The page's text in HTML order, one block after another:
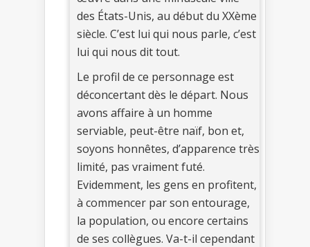
des États-Unis, au début du XXème
siècle. C’est lui qui nous parle, c’est
lui qui nous dit tout.
Le profil de ce personnage est
déconcertant dès le départ. Nous
avons affaire à un homme
serviable, peut-être naïf, bon et,
soyons honnêtes, d’apparence très
limité, pas vraiment futé.
Evidemment, les gens en profitent,
à commencer par son entourage,
la population, ou encore certains
de ses collègues. Va-t-il cependant